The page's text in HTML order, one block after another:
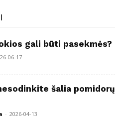
gali būti pasekmės?
06-17
šalia pomidorų
- 2026-04-13